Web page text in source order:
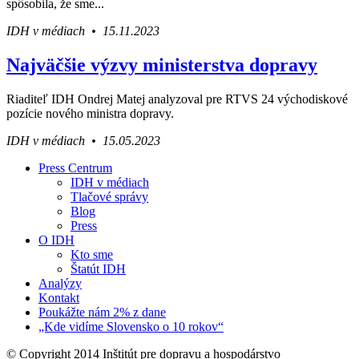
spôsobila, že sme...
IDH v médiach • 15.11.2023
Najväčšie výzvy ministerstva dopravy
Riaditeľ IDH Ondrej Matej analyzoval pre RTVS 24 východiskové
pozície nového ministra dopravy.
IDH v médiach • 15.05.2023
Váš sprievodca svetom infraštruktúry a
ekonomiky
Press Centrum
IDH v médiach
Tlačové správy
Blog
Press
O IDH
Kto sme
Štatút IDH
Analýzy
Kontakt
Poukážte nám 2% z dane
„Kde vidíme Slovensko o 10 rokov“
© Copyright 2014 Inštitút pre dopravu a hospodárstvo